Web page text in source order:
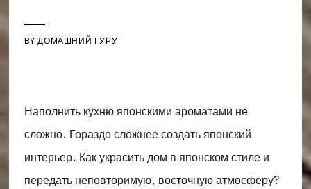
BYДОМАШНИЙ ГУРУ
Наполнить кухню японскими ароматами не
сложно. Гораздо сложнее создать японский
интерьер. Как украсить дом в японском стиле и
передать неповторимую, восточную атмосферу?